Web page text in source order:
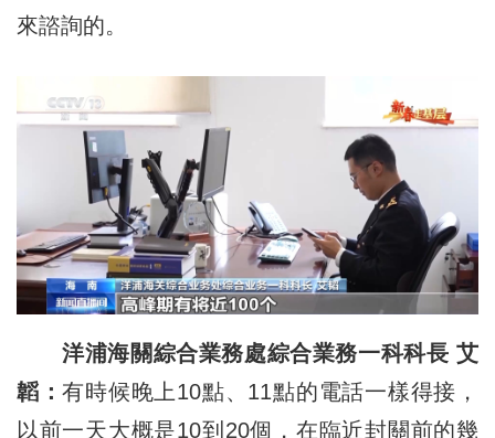
來諮詢的。
洋浦海關綜合業務處綜合業務一科科長 艾
韜：有時候晚上10點、11點的電話一樣得接，
以前一天大概是10到20個，在臨近封關前的幾